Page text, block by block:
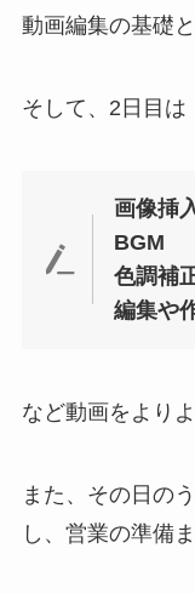
動画編集の基礎
そして、2日目は
画像挿
BGM
色調補
編集や
など動画をより
また、その日の
し、営業の準備